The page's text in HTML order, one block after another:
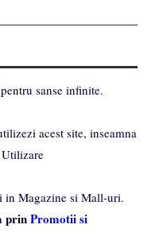
pentru sanse infinite.
acest site, inseamna
in Magazine si Mall-uri.
prinPromotii si